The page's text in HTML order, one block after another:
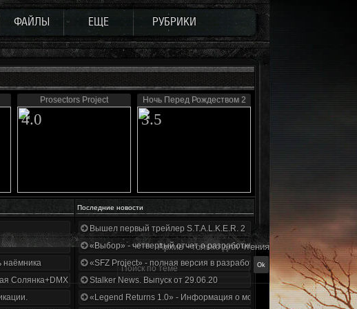
ФАЙЛЫ ЕЩЕ РУБРИКИ
Prosectors Project
4.0
Ночь Перед Рождеством 2
3.5
Последние новости
трейлера
наёмника
Солянка+DMX 1.3.5.ООП.МА.К.
Вышел первый трейлер S.T.A.L.K.E.R. 2
«Выбор» - четвертый отчет о разработке!
«SFZ Project» - полная версия в разработке!
Stalker News. Выпуск от 29.06.20
«Legend Returns 1.0» - Информация о моде за июнь 2020
Архив - только для чтения